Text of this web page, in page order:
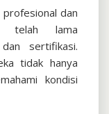
dan
telah lama
sertifikasi.
tidak hanya
kondisi